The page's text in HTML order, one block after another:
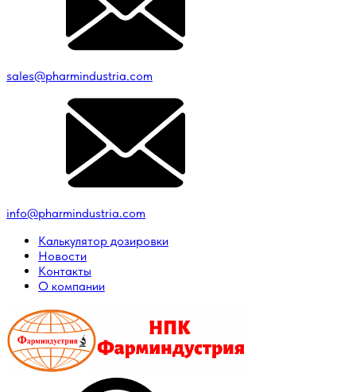
sales@pharmindustria.com
info@pharmindustria.com
Калькулятор дозировки
Новости
Контакты
О компании